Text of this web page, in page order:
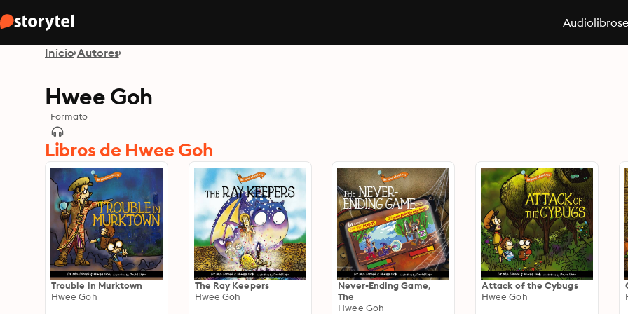
Audiolibros
Inicio Autores
Hwee Goh
Formato
Libros de Hwee Goh
Trouble in Murktown
Hwee Goh
The Ray Keepers
Hwee Goh
Never-Ending Game,
The
Hwee Goh
Attack of the Cybugs
Hwee Goh